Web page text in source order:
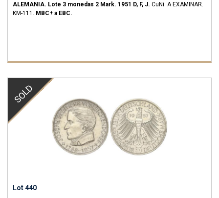
ALEMANIA. Lote 3 monedas 2 Mark. 1951 D, F, J. CuNi. A EXAMINAR.
KM-111. MBC+ a EBC.
SOLD
Lot 440